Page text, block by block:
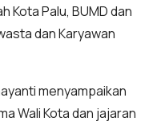
Kota Palu, BUMD dan
dan Karyawan
menyampaikan
Wali Kota dan jajaran